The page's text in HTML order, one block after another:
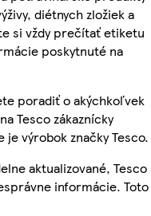
diétnych zložiek a
si vždy prečítať etiketu
poskytnuté na
poradiť o akýchkoľvek
Tesco zákaznícky
výrobok značky Tesco.
aktualizované, Tesco
informácie. Toto